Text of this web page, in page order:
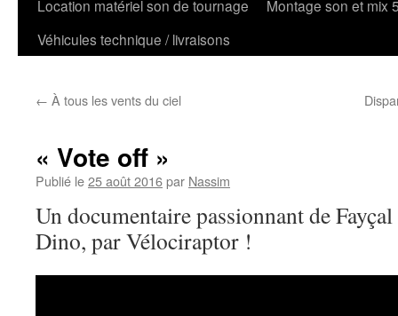
Location matériel son de tournage
Montage son et mix
Véhicules technique / livraisons
← À tous les vents du ciel
« Vote off »
Publié le25 août 2016par Nassim
Un documentaire passionnant de
Dino, par Vélociraptor !